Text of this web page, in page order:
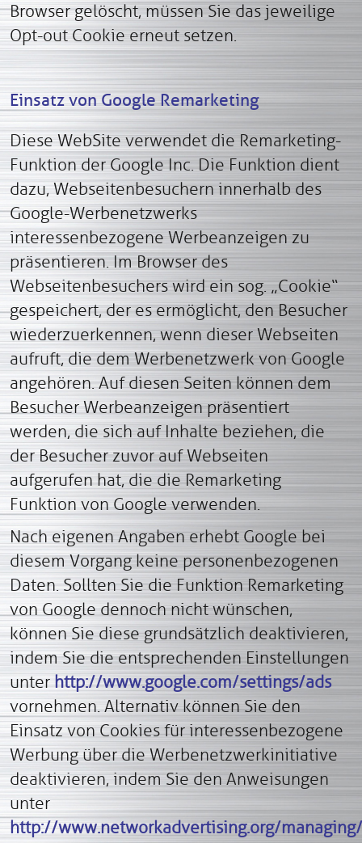
Browser gelöscht, müssen Sie das jeweilige
Opt-out Cookie erneut setzen.
Einsatz von Google Remarketing
Diese WebSite verwendet die Remarketing-
Funktion der Google Inc. Die Funktion dient
dazu, Webseitenbesuchern innerhalb des
Google-Werbenetzwerks
interessenbezogene Werbeanzeigen zu
präsentieren. Im Browser des
Webseitenbesuchers wird ein sog. „Cookie“
gespeichert, der es ermöglicht, den Besucher
wiederzuerkennen, wenn dieser Webseiten
aufruft, die dem Werbenetzwerk von Google
angehören. Auf diesen Seiten können dem
Besucher Werbeanzeigen präsentiert
werden, die sich auf Inhalte beziehen, die
der Besucher zuvor auf Webseiten
aufgerufen hat, die die Remarketing
Funktion von Google verwenden.
Nach eigenen Angaben erhebt Google bei
diesem Vorgang keine personenbezogenen
Daten. Sollten Sie die Funktion Remarketing
von Google dennoch nicht wünschen,
können Sie diese grundsätzlich deaktivieren,
indem Sie die entsprechenden Einstellungen
unterhttp://www.google.com/settings/ads
vornehmen. Alternativ können Sie den
Einsatz von Cookies für interessenbezogene
Werbung über die Werbenetzwerkinitiative
deaktivieren, indem Sie den Anweisungen
unter
http://www.networkadvertising.org/